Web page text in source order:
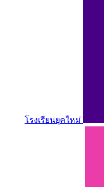
โรงเรียนยุคใหม่